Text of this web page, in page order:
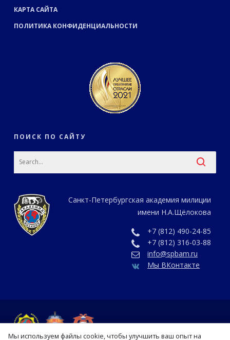
КАРТА САЙТА
ПОЛИТИКА КОНФИДЕНЦИАЛЬНОСТИ
ПОИСК ПО САЙТУ
Санкт-Петербургская академия милиции
имени Н.А.Щёлокова
+7 (812) 490-24-85
+7 (812) 316-03-88
info@spbam.ru
Мы ВКонтакте
Мы используем файлы cookie, чтобы улучшить ваш опыт на